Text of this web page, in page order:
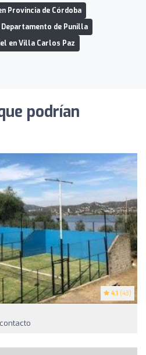
Provincia de Córdoba
Departamento de Punilla
en Villa Carlos Paz
podrían
4.1 (43)